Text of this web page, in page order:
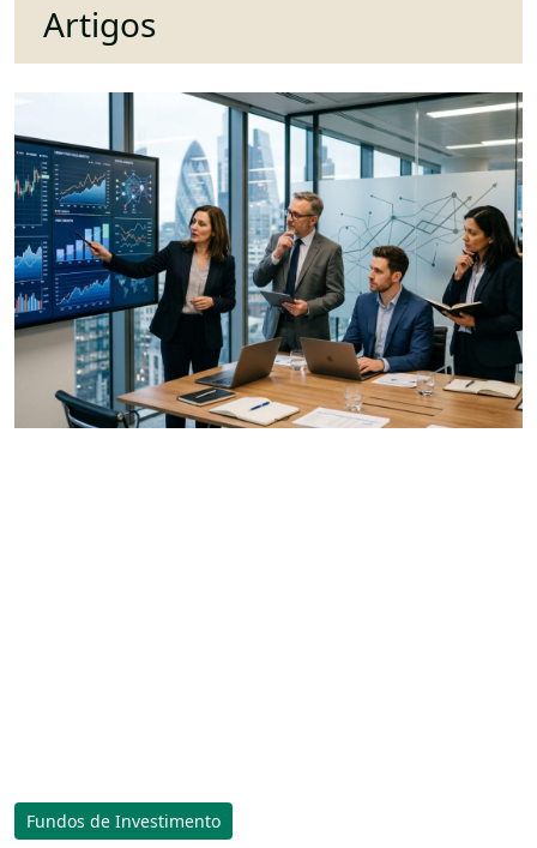
Artigos
Fundos de Investimento